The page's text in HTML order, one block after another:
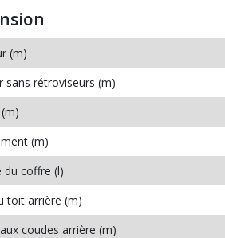
(m)
sans rétroviseurs (m)
(m)
du coffre (l)
toit arrière (m)
coudes arrière (m)